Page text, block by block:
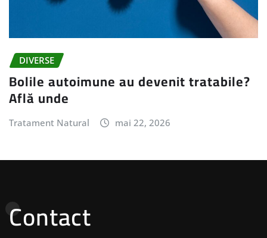
DIVERSE
Bolile autoimune au devenit tratabile?
Află unde
Tratament Natural mai 22, 2026
Contact